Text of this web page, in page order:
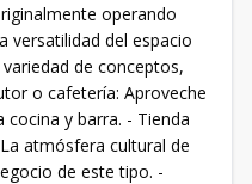
operando
versatilidad del espacio
de conceptos,
o cafetería: Aproveche
cocina y barra. - Tienda
atmósfera cultural de
de este tipo. -